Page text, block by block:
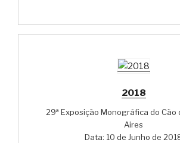
2018
29ª Exposição Monográfica do Cão
Aires
Data: 10 de Junho de